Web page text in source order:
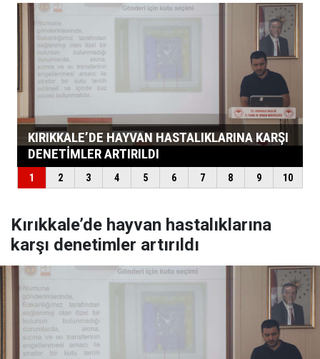
Kırıkkale’de hayvan hastalıklarına
karşı denetimler artırıldı